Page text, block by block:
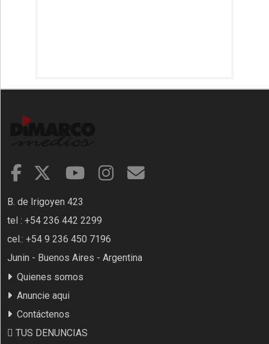
B. de Irigoyen 423
tel : +54 236 442 2299
cel.: +54 9 236 450 7196
Junin - Buenos Aires - Argentina
Quienes somos
Anuncie aqui
Contáctenos
TUS DENUNCIAS